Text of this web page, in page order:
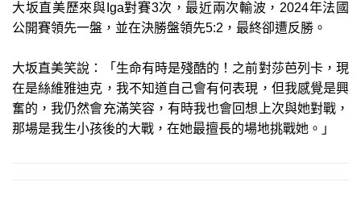
大坂直美歷來與Iga對賽3次，最近兩次輸波，2024年法國
公開賽領先一盤，並在決勝盤領先5:2，最終卻遭反勝。
大坂直美笑說：「生命有時是殘酷的！之前對莎芭列卡，現
在是絲維雅迪克，我不知道自己會有何表現，但我感覺是興
奮的，我仍然會充滿笑容，有時我也會回想上次與她對戰，
那場是我生小孩後的大戰，在她最擅長的場地挑戰她。」